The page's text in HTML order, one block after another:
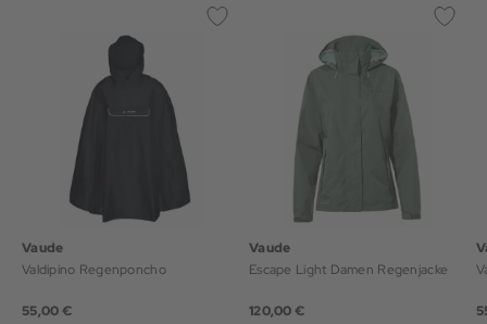
Vaude
Valdipino Regenponcho
55,00 €
Vaude
Escape Light Damen Regenjacke
120,00 €